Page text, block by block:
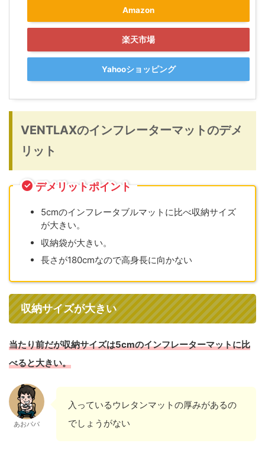
Amazon
楽天市場
Yahooショッピング
VENTLAXのインフレーターマットのデメ
リット
デメリットポイント
5cmのインフレータブルマットに比べ収納サイズ
が大きい。
収納袋が大きい。
長さが180cmなので高身長に向かない
収納サイズが大きい
当たり前だが収納サイズは5cmのインフレーターマットに比
べると大きい。
あおパパ
入っているウレタンマットの厚みがあるの
でしょうがない